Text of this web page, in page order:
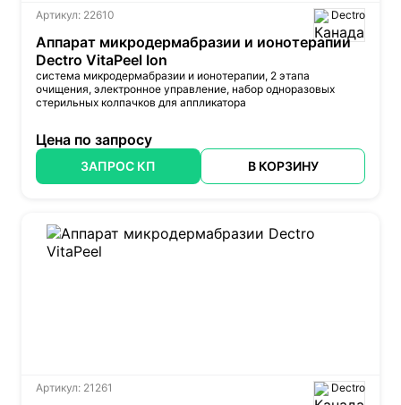
Артикул: 22610 Dectro
Аппарат микродермабразии и ионотерапии
Dectro VitaPeel Ion
система микродермабразии и ионотерапии, 2 этапа
очищения, электронное управление, набор одноразовых
стерильных колпачков для аппликатора
Цена по запросу
ЗАПРОС КП В КОРЗИНУ
Артикул: 21261 Dectro